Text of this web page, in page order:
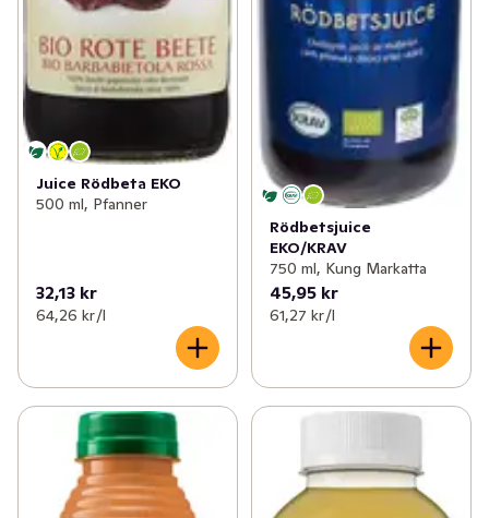
Juice Rödbeta EKO
500 ml, Pfanner
32,13 kr
64,26 kr /l
Rödbetsjuice
EKO/KRAV
750 ml, Kung Markatta
45,95 kr
61,27 kr /l